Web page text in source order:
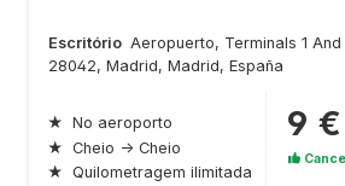
Escritório Aeropuerto, Terminals 1
28042, Madrid, Madrid, España
★ No aeroporto
★ Cheio → Cheio
★ Quilometragem ilimitada
9 €